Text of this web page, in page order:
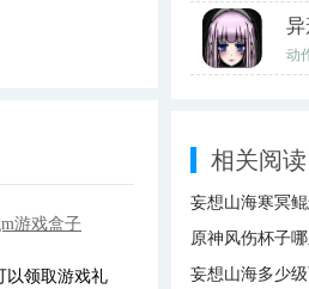
游戏盒子
以领取游戏礼
异
动
相关阅读
妄想山海寒冥
原神风伤杯子哪
妄想山海多少